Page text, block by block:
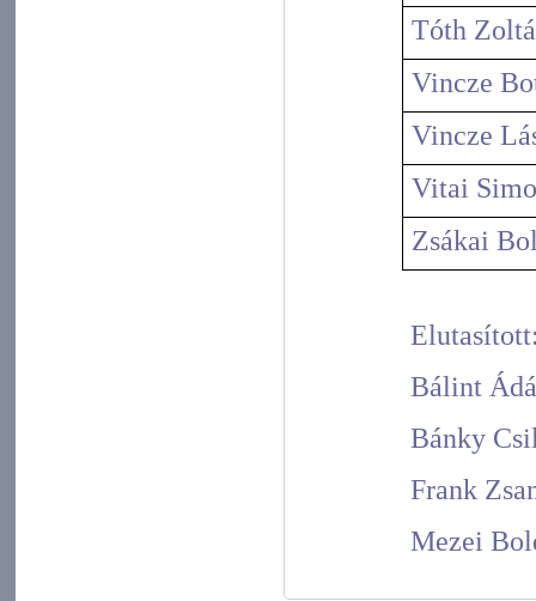
Tóth
Vincze
Vincze
Vitai
Zsákai
Bálint
Bánky
Frank
Mezei